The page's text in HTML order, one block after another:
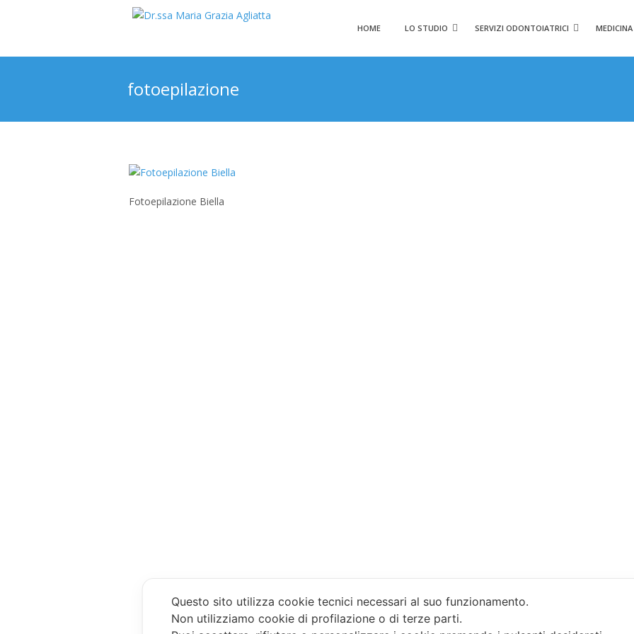
HOME LO STUDIO SERVIZI ODONTOIATRICI
fotoepilazione
Fotoepilazione Biella
Questo sito utilizza cookie tecnici necessari al suo funzionamento.
Non utilizziamo cookie di profilazione o di terze parti.